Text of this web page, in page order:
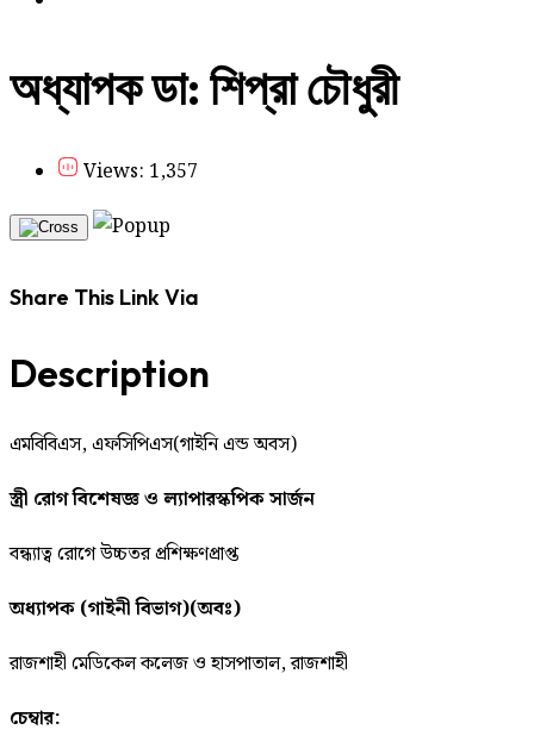
অধ্যাপক ডা: শিপ্রা চৌধুরী
Views: 1,357
Share This Link Via
Description
এমবিবিএস, এফসিপিএস(গাইনি এন্ড অবস)
স্ত্রী রোগ বিশেষজ্ঞ ও ল্যাপারস্কপিক সার্জন
বন্ধ্যাত্ব রোগে উচ্চতর প্রশিক্ষণপ্রাপ্ত
অধ্যাপক (গাইনী বিভাগ)(অবঃ)
রাজশাহী মেডিকেল কলেজ ও হাসপাতাল, রাজশাহী
চেম্বার: